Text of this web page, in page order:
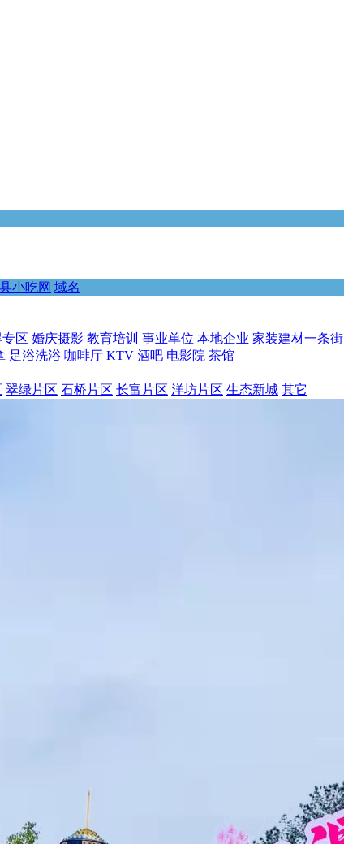
小吃网 域名
区 婚庆摄影 教育培训 事业单位 本地企业 家装建材一条街
足浴洗浴 咖啡厅 KTV 酒吧 电影院 茶馆
翠绿片区 石桥片区 长富片区 洋坊片区 生态新城 其它